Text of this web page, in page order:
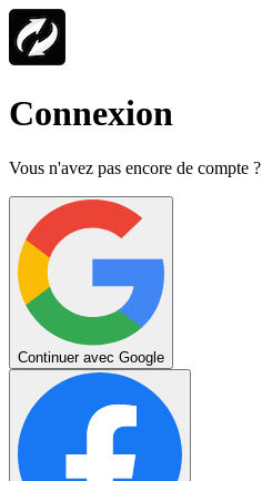
Connexion
Vous n'avez pas encore de compte ?
Continuer avec Google